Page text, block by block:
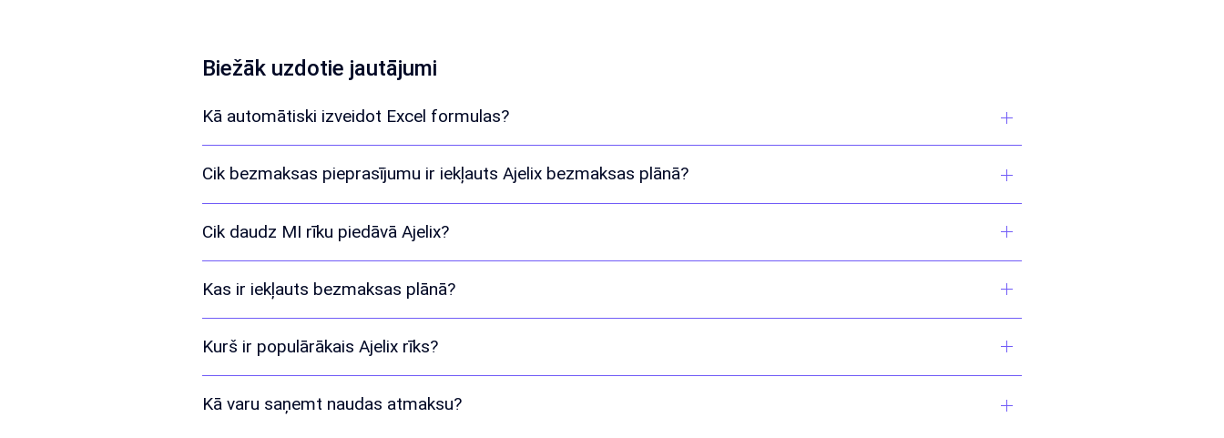
Biežāk uzdotie jautājumi
Kā automātiski izveidot Excel formulas?
Cik bezmaksas pieprasījumu ir iekļauts Ajelix bezmaksas plānā?
Cik daudz MI rīku piedāvā Ajelix?
Kas ir iekļauts bezmaksas plānā?
Kurš ir populārākais Ajelix rīks?
Kā varu saņemt naudas atmaksu?